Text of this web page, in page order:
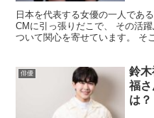
日本を代表する女優の一人であ
CMに引っ張りだこで、 その活
ついて関心を寄せています。 そ
俳優
鈴
福さ
は？